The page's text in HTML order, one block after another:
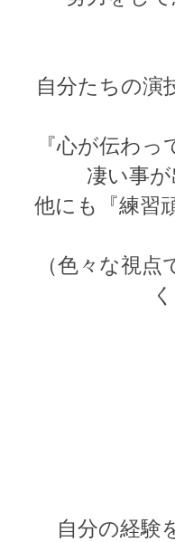
自分たちの演
『心が伝わ
凄い事
他にも『練習
（色々な視
自分の経験